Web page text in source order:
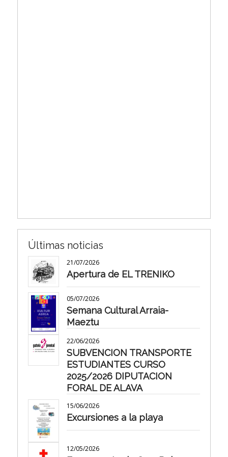
Últimas noticias
21/07/2026
Apertura de EL TRENIKO
05/07/2026
Semana Cultural Arraia-
Maeztu
22/06/2026
SUBVENCION TRANSPORTE
ESTUDIANTES CURSO
2025/2026 DIPUTACION
FORAL DE ALAVA
15/06/2026
Excursiones a la playa
12/05/2026